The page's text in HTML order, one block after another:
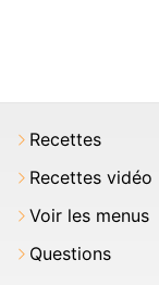
Recettes
Recettes vidéo
Voir les menus
Questions